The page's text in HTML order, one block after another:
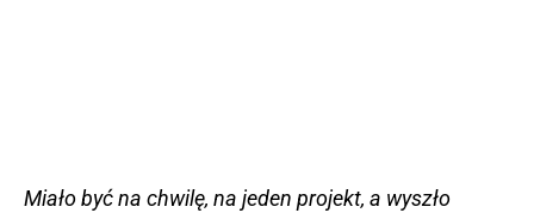
Miało być na chwilę, na jeden projekt, a wyszło